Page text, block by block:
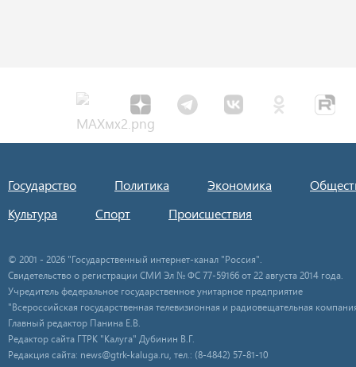
Государство Политика Экономика
Культура
Спорт Происшествия
© 2001 - 2026 "Государственный интернет-канал "Россия".
Свидетельство о регистрации СМИ Эл № ФС 77-59166 от 22 августа 2014 года.
Учредитель федеральное государственное унитарное предприятие
"Всероссийская государственная телевизионная и радиовещательная
Главный редактор Панина Е.В.
Редактор сайта ГТРК "Калуга" Дубинин В.Г.
Редакция сайта: news@gtrk-kaluga.ru, тел.: (8-4842) 57-81-10